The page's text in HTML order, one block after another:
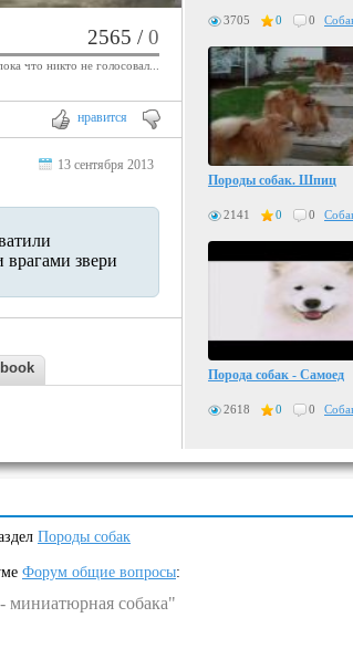
2565 /0
что никто не голосовал...
нравится
звери
13 сентября 2013
3705 0 0
Породы собак. Шпиц
2141 0 0
Порода собак - Самоед
2618 0 0
Породы собак
Форум общие вопросы:
миниатюрная собака"